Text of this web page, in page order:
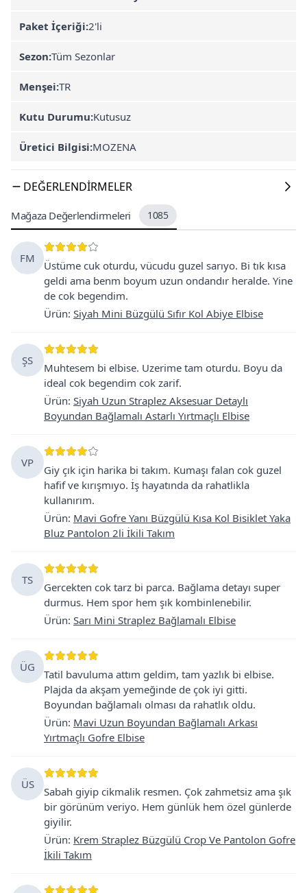
Paket İçeriği:2'li
Sezon:Tüm Sezonlar
Menşei:TR
Kutu Durumu:Kutusuz
Üretici Bilgisi:MOZENA
DEĞERLENDIRMELER
Mağaza Değerlendirmeleri 1085
FM
Üstüme cuk oturdu, vücudu guzel sarıyo. Bi tık kısa
geldi ama benm boyum uzun ondandır heralde. Yine
de cok begendim.
Ürün: Siyah Mini Büzgülü Sıfır Kol Abiye Elbise
ŞS
Muhtesem bi elbise. Uzerime tam oturdu. Boyu da
ideal cok begendim cok zarif.
Ürün: Siyah Uzun Straplez Aksesuar Detaylı
Boyundan Bağlamalı Astarlı Yırtmaçlı Elbise
VP
Giy çık için harika bi takım. Kumaşı falan cok guzel
hafif ve kırışmıyo. İş hayatında da rahatlikla
kullanırım.
Ürün: Mavi Gofre Yanı Büzgülü Kısa Kol Bisiklet Yaka
Bluz Pantolon 2li İkili Takım
TS
Gercekten cok tarz bi parca. Bağlama detayı super
durmus. Hem spor hem şık kombinlenebilir.
Ürün: Sarı Mini Straplez Bağlamalı Elbise
ÜG
Tatil bavuluma attım geldim, tam yazlık bi elbise.
Plajda da akşam yemeğinde de çok iyi gitti.
Boyundan bağlamalı olması da rahatlık oldu.
Ürün: Mavi Uzun Boyundan Bağlamalı Arkası
Yırtmaçlı Gofre Elbise
ÜS
Sabah giyip cikmalik resmen. Çok zahmetsiz ama şık
bir görünüm veriyo. Hem günlük hem özel günlerde
giyilir.
Ürün: Krem Straplez Büzgülü Crop Ve Pantolon Gofre
İkili Takım